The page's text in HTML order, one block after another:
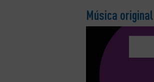
Música original